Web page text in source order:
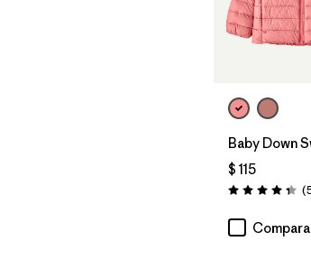
Baby Down
$ 115
Valoración: 4.4
Compara